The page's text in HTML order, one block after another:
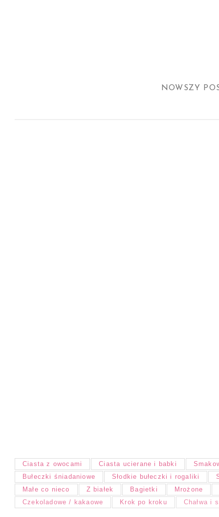
NOWSZY
Ciasta z owocami Ciasta ucierane i babki
Bułeczki śniadaniowe
Słodkie bułeczki i rogaliki
Małe co nieco
Z białek Bagietki
Mrożone
Czekoladowe / kakaowe
Krok po kroku Chałwa i